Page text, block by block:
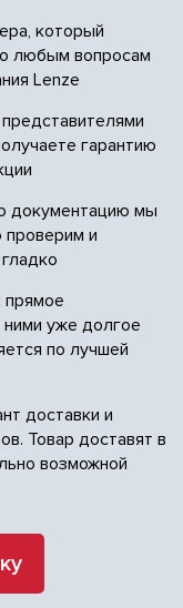
который
любым вопросам
Lenze
гарантию
документацию мы
проверим и
ними уже долгое
по лучшей
доставки и
Товар доставят в
возможной